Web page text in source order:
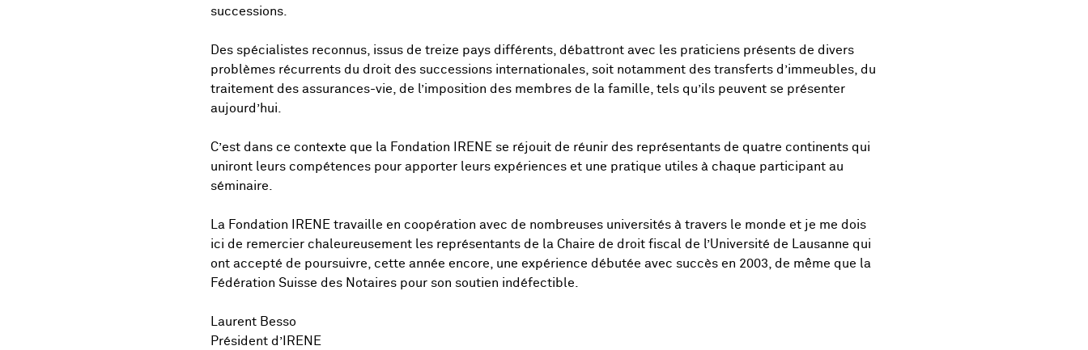
successions.
Des spécialistes reconnus, issus de treize pays différents, débattront avec les praticiens présents de divers
problèmes récurrents du droit des successions internationales, soit notamment des transferts d’immeubles, du
traitement des assurances-vie, de l’imposition des membres de la famille, tels qu’ils peuvent se présenter
aujourd’hui.
C’est dans ce contexte que la Fondation IRENE se réjouit de réunir des représentants de quatre continents qui
uniront leurs compétences pour apporter leurs expériences et une pratique utiles à chaque participant au
séminaire.
La Fondation IRENE travaille en coopération avec de nombreuses universités à travers le monde et je me dois
ici de remercier chaleureusement les représentants de la Chaire de droit fiscal de l’Université de Lausanne qui
ont accepté de poursuivre, cette année encore, une expérience débutée avec succès en 2003, de même que la
Fédération Suisse des Notaires pour son soutien indéfectible.
Laurent Besso
Président d’IRENE